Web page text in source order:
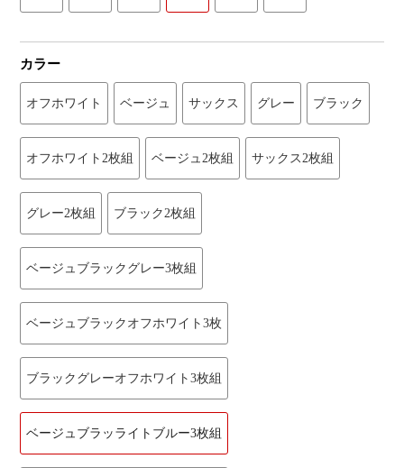
カラー
オフホワイト ベージュ サックス グレー ブラック
オフホワイト2枚組 ベージュ2枚組 サックス2枚組
グレー2枚組 ブラック2枚組
ベージュブラックグレー3枚組
ベージュブラックオフホワイト3枚
ブラックグレーオフホワイト3枚組
ベージュブラッライトブルー3枚組